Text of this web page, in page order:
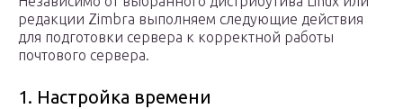
редакции Zimbra выполняем следующие действия
для подготовки сервера к корректной работы
почтового сервера.
1. Настройка времени